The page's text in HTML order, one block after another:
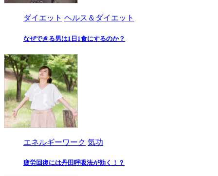
ダイエット ヘルス＆ダイエット
なぜできる男は1日1食にするのか？
エネルギーワーク 気功
疲労回復には丹田呼吸法が効く！？